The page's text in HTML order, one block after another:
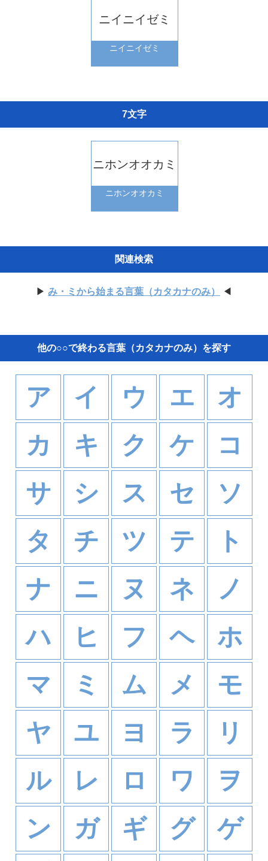
ニイニイゼミ
ニイニイゼミ
7文字
ニホンオオカミ
ニホンオオカミ
関連検索
▶ み・ミから始まる言葉（カタカナのみ） ◀
他の○○で終わる言葉（カタカナのみ）を探す
ア イ ウ エ
オ
カ
キ ク ケ
コ
サ
シ ス セ
ソ
タ
チ ツ テ
ト
ナ
ニ ヌ ネ
ノ
ハ
ヒ フ ヘ
ホ
マ
ミ ム メ
モ
ヤ
ユ ヨ ラ
リ
ル
レ ロ ワ
ヲ
ン
ガ ギ グ
ゲ